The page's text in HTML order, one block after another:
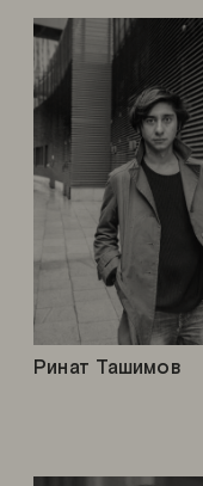
Ринат Ташимов